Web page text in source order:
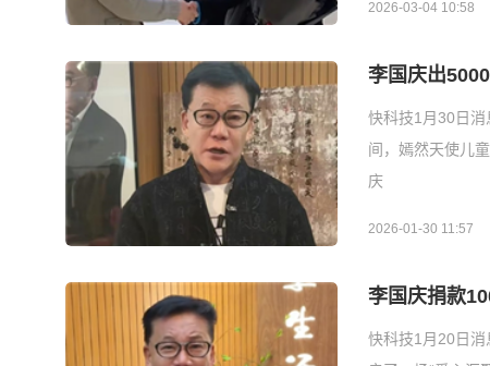
2026-03-04 10:58
李国庆出
快科技1月30日
间，嫣然天使儿
庆
2026-01-30 11:57
李国庆捐款
快科技1月20日